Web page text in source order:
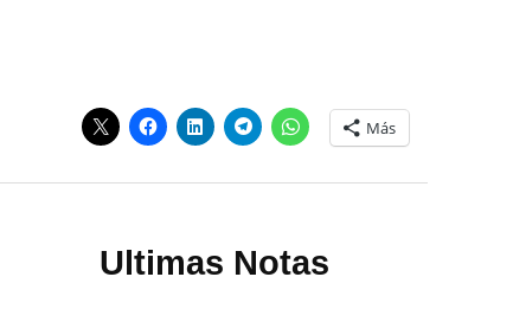
Más
Ultimas Notas